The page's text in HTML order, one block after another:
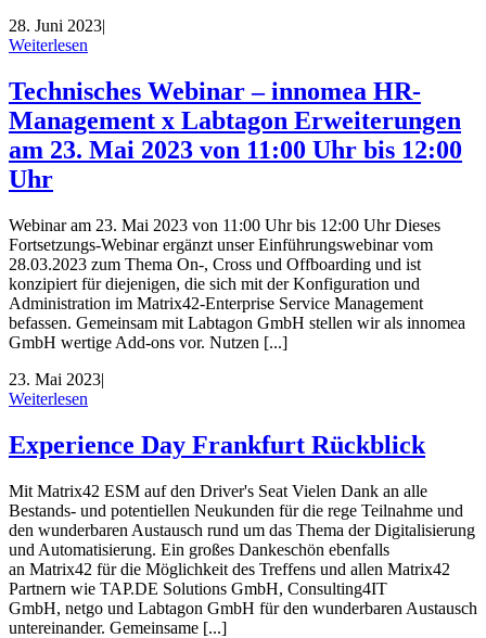
28. Juni 2023|
Weiterlesen
Technisches Webinar – innomea HR-
Management x Labtagon Erweiterungen
am 23. Mai 2023 von 11:00 Uhr bis 12:00
Uhr
Webinar am 23. Mai 2023 von 11:00 Uhr bis 12:00 Uhr Dieses
Fortsetzungs-Webinar ergänzt unser Einführungswebinar vom
28.03.2023 zum Thema On-, Cross und Offboarding und ist
konzipiert für diejenigen, die sich mit der Konfiguration und
Administration im Matrix42-Enterprise Service Management
befassen. Gemeinsam mit Labtagon GmbH stellen wir als innomea
GmbH wertige Add-ons vor. Nutzen [...]
23. Mai 2023|
Weiterlesen
Experience Day Frankfurt Rückblick
Mit Matrix42 ESM auf den Driver's Seat Vielen Dank an alle
Bestands- und potentiellen Neukunden für die rege Teilnahme und
den wunderbaren Austausch rund um das Thema der Digitalisierung
und Automatisierung. Ein großes Dankeschön ebenfalls
an Matrix42 für die Möglichkeit des Treffens und allen Matrix42
Partnern wie TAP.DE Solutions GmbH, Consulting4IT
GmbH, netgo und Labtagon GmbH für den wunderbaren Austausch
untereinander. Gemeinsame [...]